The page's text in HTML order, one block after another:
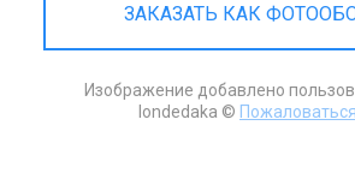
ЗАКАЗАТЬ КАК
Изображение добавлено
Iondedaka © Пожаловаться